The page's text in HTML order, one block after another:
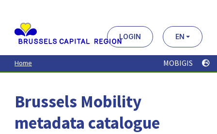
contenu
principal
LOGIN EN
Home MOBIGIS
Brussels Mobility
metadata catalogue